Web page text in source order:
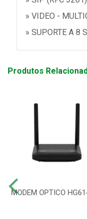
» VIDEO -
» SUPORTE A 8
Produtos
MODEM OPTICO